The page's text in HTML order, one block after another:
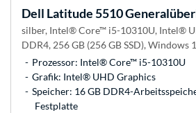
Dell Latitude 5510
silber, Intel® Core™ i5-10310U, Intel®
DDR4, 256 GB (256 GB SSD), Windows
Prozessor: Intel® Core™ i5-10310U
Grafik: Intel® UHD Graphics
Speicher: 16 GB DDR4-
Festplatte